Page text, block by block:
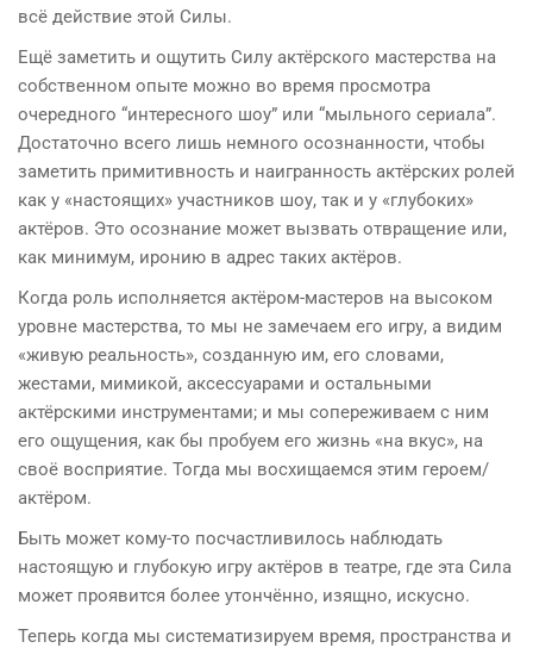
всё действие этой Силы.
Ещё заметить и ощутить Силу актёрского мастерства на
собственном опыте можно во время просмотра
очередного “интересного шоу” или “мыльного сериала”.
Достаточно всего лишь немного осознанности, чтобы
заметить примитивность и наигранность актёрских ролей
как у «настоящих» участников шоу, так и у «глубоких»
актёров. Это осознание может вызвать отвращение или,
как минимум, иронию в адрес таких актёров.
Когда роль исполняется актёром-мастеров на высоком
уровне мастерства, то мы не замечаем его игру, а видим
«живую реальность», созданную им, его словами,
жестами, мимикой, аксессуарами и остальными
актёрскими инструментами; и мы сопереживаем с ним
его ощущения, как бы пробуем его жизнь «на вкус», на
своё восприятие. Тогда мы восхищаемся этим героем/
актёром.
Быть может кому-то посчастливилось наблюдать
настоящую и глубокую игру актёров в театре, где эта Сила
может проявится более утончённо, изящно, искусно.
Теперь когда мы систематизируем время, пространства и